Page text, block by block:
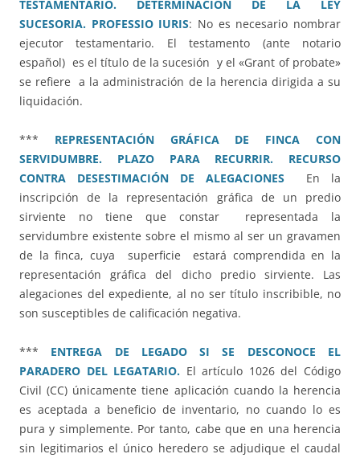
TESTAMENTARIO. DETERMINACIÓN DE LA LEY
SUCESORIA. PROFESSIO IURIS: No es necesario nombrar
ejecutor testamentario. El testamento (ante notario
español) es el título de la sucesión y el «Grant of probate»
se refiere a la administración de la herencia dirigida a su
liquidación.
*** REPRESENTACIÓN GRÁFICA DE FINCA CON
SERVIDUMBRE. PLAZO PARA RECURRIR. RECURSO
CONTRA DESESTIMACIÓN DE ALEGACIONES En la
inscripción de la representación gráfica de un predio
sirviente no tiene que constar representada la
servidumbre existente sobre el mismo al ser un gravamen
de la finca, cuya superficie estará comprendida en la
representación gráfica del dicho predio sirviente. Las
alegaciones del expediente, al no ser título inscribible, no
son susceptibles de calificación negativa.
*** ENTREGA DE LEGADO SI SE DESCONOCE EL
PARADERO DEL LEGATARIO. El artículo 1026 del Código
Civil (CC) únicamente tiene aplicación cuando la herencia
es aceptada a beneficio de inventario, no cuando lo es
pura y simplemente. Por tanto, cabe que en una herencia
sin legitimarios el único heredero se adjudique el caudal